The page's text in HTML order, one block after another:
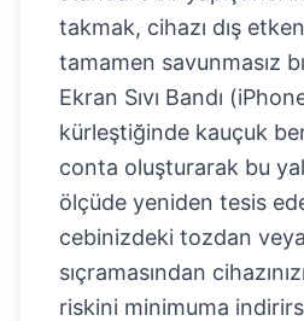
takmak, cihazı dış
tamamen savunmasız
Ekran Sıvı Bandı
kürleştiğinde kauçuk
conta oluşturarak bu
ölçüde yeniden tesis
cebinizdeki tozdan
sıçramasından
riskini minimuma